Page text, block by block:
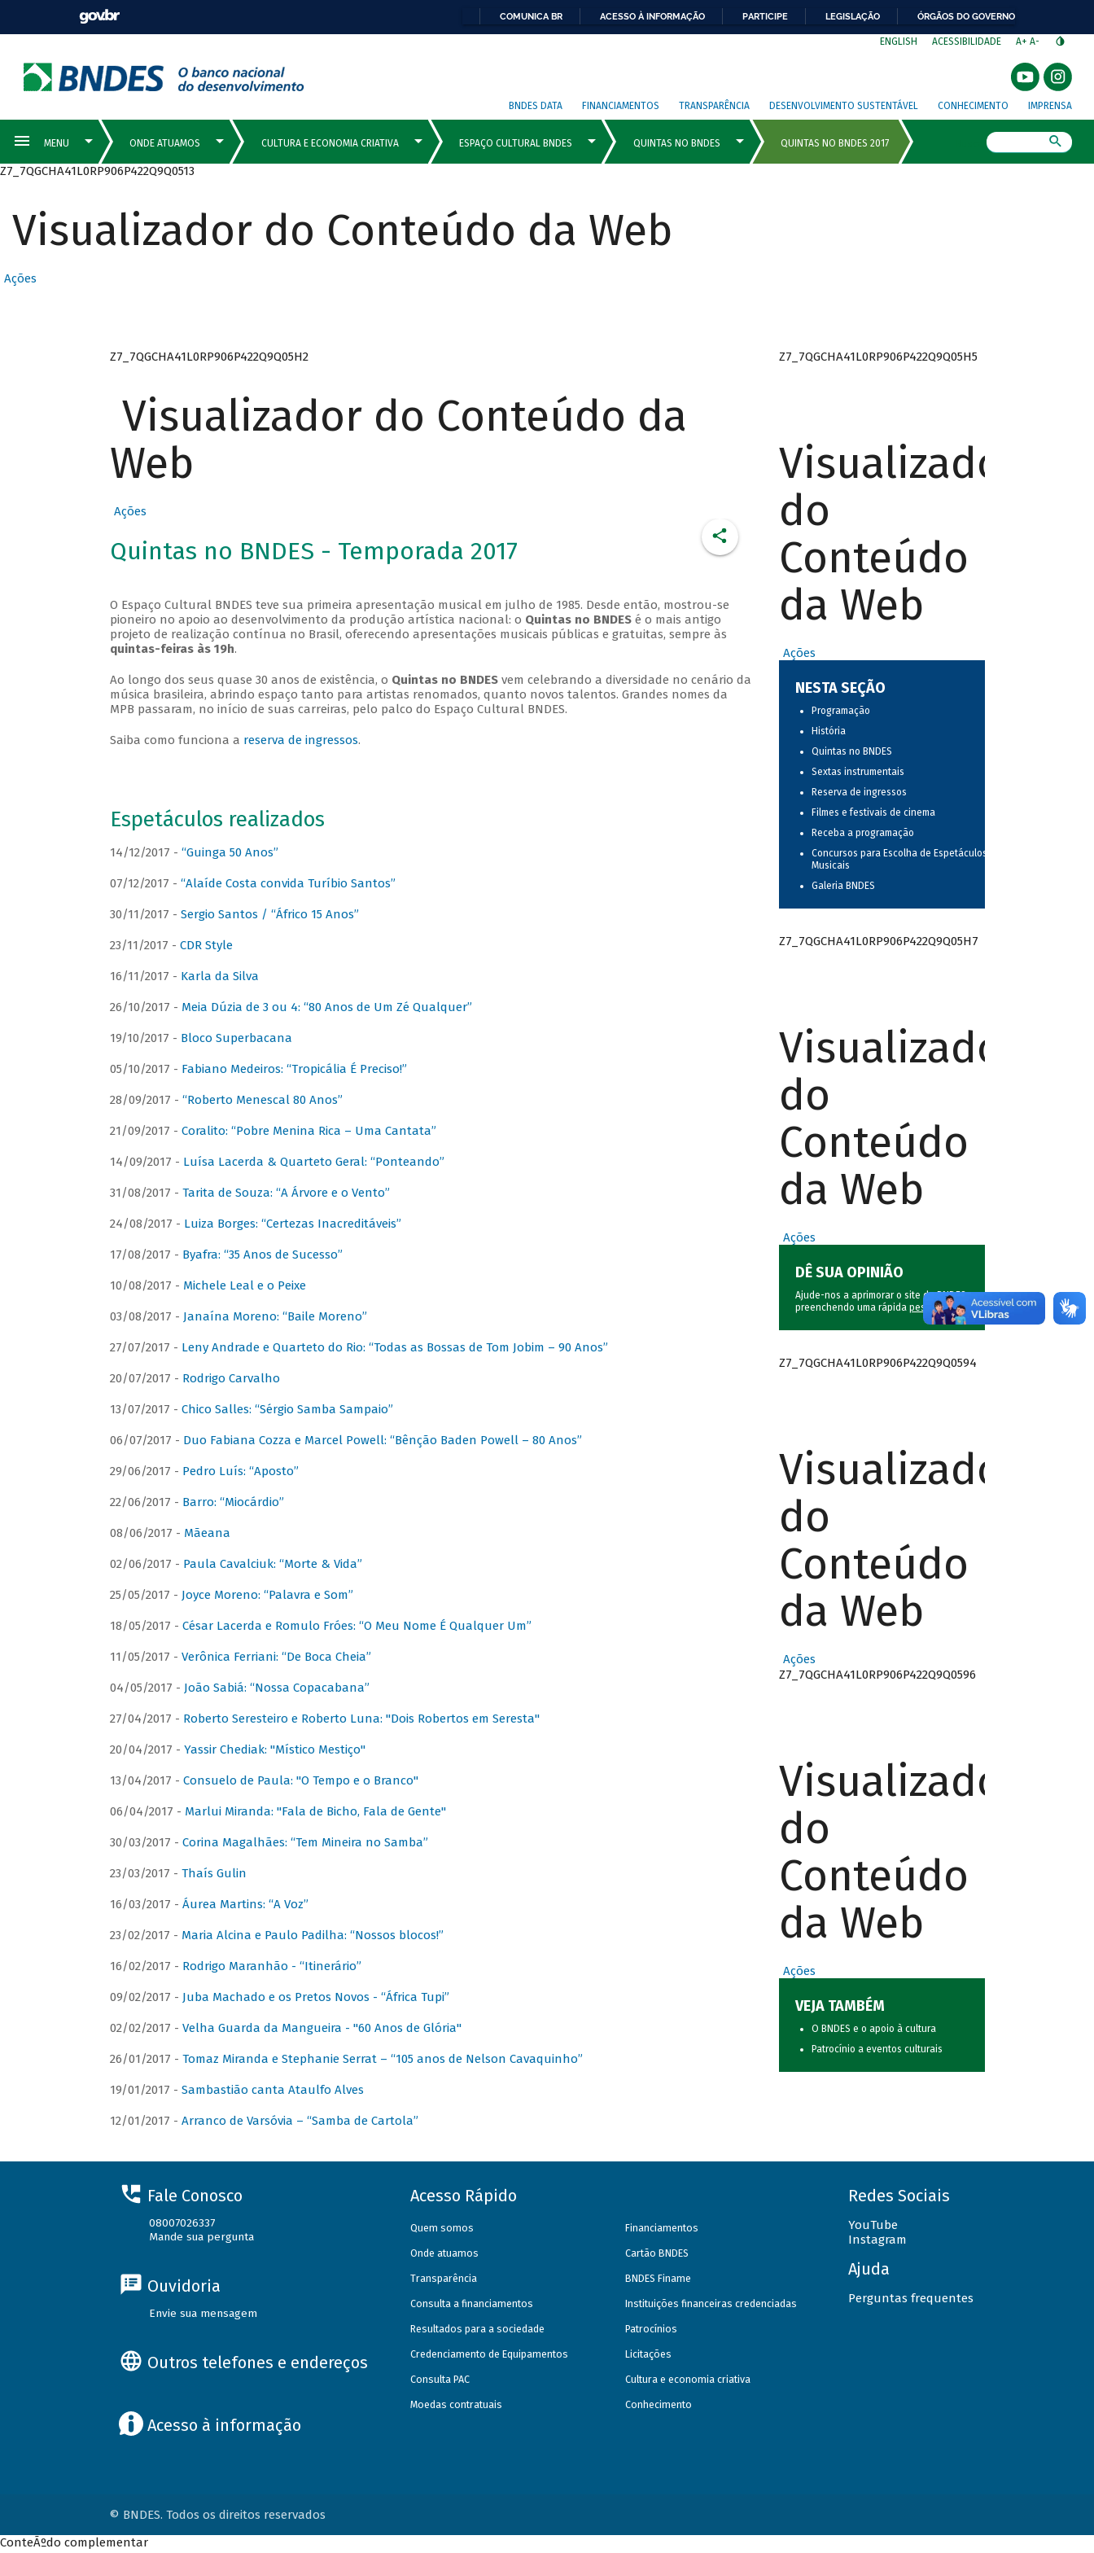
COMUNICA BR ACESSO À INFORMAÇÃO PARTICIPE LEGISLAÇÃO ÓRGÃOS DO GOVERNO
ENGLISH ACESSIBILIDADE A+ A-
BNDES DATA FINANCIAMENTOS TRANSPARÊNCIA DESENVOLVIMENTO SUSTENTÁVEL CONHECIMENTO IMPRENSA
Z7_7QGCHA41L0RP906P422Q9Q0513
Visualizador do Conteúdo da Web
Ações
Z7_7QGCHA41L0RP906P422Q9Q05H2
Visualizador do Conteúdo da
Web
Ações
Quintas no BNDES - Temporada 2017
O Espaço Cultural BNDES teve sua primeira apresentação musical em julho de 1985. Desde então, mostrou-se
pioneiro no apoio ao desenvolvimento da produção artística nacional: o Quintas no BNDESé o mais antigo
projeto de realização contínua no Brasil, oferecendo apresentações musicais públicas e gratuitas, sempre às
quintas-feiras às 19h.
Ao longo dos seus quase 30 anos de existência, o Quintas no BNDESvem celebrando a diversidade no cenário da
música brasileira, abrindo espaço tanto para artistas renomados, quanto novos talentos. Grandes nomes da
MPB passaram, no início de suas carreiras, pelo palco do Espaço Cultural BNDES.
Saiba como funciona a reserva de ingressos.
Espetáculos realizados
14/12/2017 - “Guinga 50 Anos”
07/12/2017 - “Alaíde Costa convida Turíbio Santos”
30/11/2017 - Sergio Santos / “Áfrico 15 Anos”
23/11/2017 - CDR Style
16/11/2017 - Karla da Silva
26/10/2017 - Meia Dúzia de 3 ou 4: “80 Anos de Um Zé Qualquer”
19/10/2017 - Bloco Superbacana
05/10/2017 - Fabiano Medeiros: “Tropicália É Preciso!”
28/09/2017 - “Roberto Menescal 80 Anos”
21/09/2017 - Coralito: “Pobre Menina Rica – Uma Cantata”
14/09/2017 - Luísa Lacerda & Quarteto Geral: “Ponteando”
31/08/2017 - Tarita de Souza: “A Árvore e o Vento”
24/08/2017 - Luiza Borges: “Certezas Inacreditáveis”
17/08/2017 - Byafra: “35 Anos de Sucesso”
10/08/2017 - Michele Leal e o Peixe
03/08/2017 - Janaína Moreno: “Baile Moreno”
27/07/2017 - Leny Andrade e Quarteto do Rio: “Todas as Bossas de Tom Jobim – 90 Anos”
20/07/2017 - Rodrigo Carvalho
13/07/2017 - Chico Salles: “Sérgio Samba Sampaio”
06/07/2017 - Duo Fabiana Cozza e Marcel Powell: “Bênção Baden Powell – 80 Anos”
29/06/2017 - Pedro Luís: “Aposto”
22/06/2017 - Barro: “Miocárdio”
08/06/2017 - Mãeana
02/06/2017 - Paula Cavalciuk: “Morte & Vida”
25/05/2017 - Joyce Moreno: “Palavra e Som”
18/05/2017 - César Lacerda e Romulo Fróes: “O Meu Nome É Qualquer Um”
11/05/2017 - Verônica Ferriani: “De Boca Cheia”
04/05/2017 - João Sabiá: “Nossa Copacabana”
27/04/2017 - Roberto Seresteiro e Roberto Luna: "Dois Robertos em Seresta"
20/04/2017 - Yassir Chediak: "Místico Mestiço"
13/04/2017 - Consuelo de Paula: "O Tempo e o Branco"
06/04/2017 - Marlui Miranda: "Fala de Bicho, Fala de Gente"
30/03/2017 - Corina Magalhães: “Tem Mineira no Samba”
23/03/2017 - Thaís Gulin
16/03/2017 - Áurea Martins: “A Voz”
23/02/2017 - Maria Alcina e Paulo Padilha: “Nossos blocos!”
16/02/2017 - Rodrigo Maranhão - “Itinerário”
09/02/2017 - Juba Machado e os Pretos Novos - “África Tupi”
02/02/2017 - Velha Guarda da Mangueira - "60 Anos de Glória"
26/01/2017 - Tomaz Miranda e Stephanie Serrat – “105 anos de Nelson Cavaquinho”
19/01/2017 - Sambastião canta Ataulfo Alves
12/01/2017 - Arranco de Varsóvia – “Samba de Cartola”
Z7_7QGCHA41L0RP906P422Q9Q05H5
Visualizador
do
Conteúdo
da Web
Ações
NESTA SEÇÃO
Programação
História
Quintas no BNDES
Sextas instrumentais
Reserva de ingressos
Filmes e festivais de cinema
Receba a programação
Concursos para Escolha de Espetáculos
Musicais
Galeria BNDES
Z7_7QGCHA41L0RP906P422Q9Q05H7
Visualizador
do
Conteúdo
da Web
Ações
DÊ SUA OPINIÃO
Ajude-nos a aprimorar o site do BNDES
preenchendo uma rápida pesquisa.
Z7_7QGCHA41L0RP906P422Q9Q0594
Visualizador
do
Conteúdo
da Web
Ações
Z7_7QGCHA41L0RP906P422Q9Q0596
Visualizador
do
Conteúdo
da Web
Ações
VEJA TAMBÉM
O BNDES e o apoio à cultura
Patrocínio a eventos culturais
Fale Conosco
08007026337
Mande sua pergunta
Ouvidoria
Envie sua mensagem
Outros telefones e endereços
Acesso à informação
Acesso Rápido
Quem somos
Onde atuamos
Transparência
Consulta a financiamentos
Resultados para a sociedade
Credenciamento de Equipamentos
Consulta PAC
Moedas contratuais
Financiamentos
Cartão BNDES
BNDES Finame
Instituições financeiras credenciadas
Patrocínios
Licitações
Cultura e economia criativa
Conhecimento
Redes Sociais
YouTube
Instagram
Ajuda
Perguntas frequentes
© BNDES. Todos os direitos reservados
ConteÃºdo complementar